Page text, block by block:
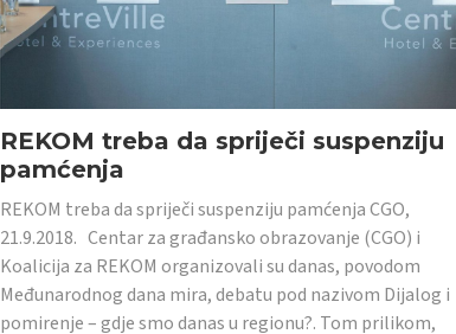
REKOM treba da spriječi suspenziju
pamćenja
REKOM treba da spriječi suspenziju pamćenja CGO,
21.9.2018. Centar za građansko obrazovanje (CGO) i
Koalicija za REKOM organizovali su danas, povodom
Međunarodnog dana mira, debatu pod nazivom Dijalog i
pomirenje – gdje smo danas u regionu?. Tom prilikom,